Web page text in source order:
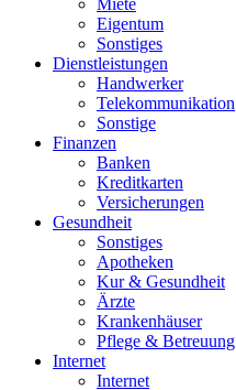
Miete
Eigentum
Sonstiges
Dienstleistungen
Handwerker
Telekommunikation
Sonstige
Finanzen
Banken
Kreditkarten
Versicherungen
Gesundheit
Sonstiges
Apotheken
Kur & Gesundheit
Ärzte
Krankenhäuser
Pflege & Betreuung
Internet
Internet